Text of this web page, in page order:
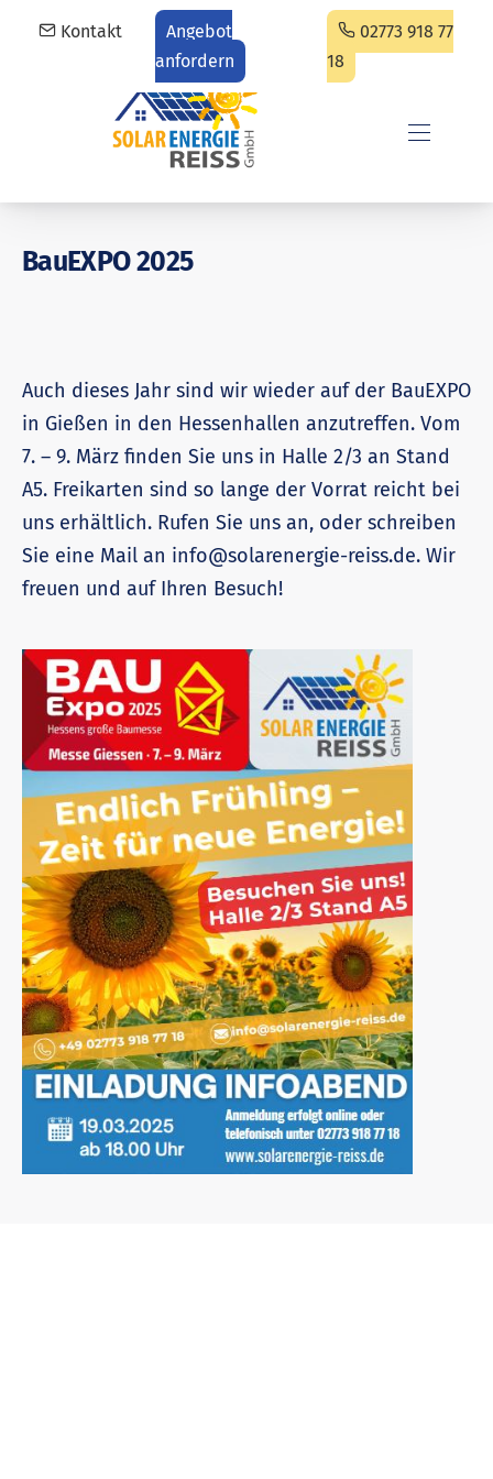
Kontakt
Angebot
anfordern
02773 918 77
18
Solarenergie REISS GmbH
BauEXPO 2025
Auch dieses Jahr sind wir wieder auf der BauEXPO
in Gießen in den Hessenhallen anzutreffen. Vom
7. – 9. März finden Sie uns in Halle 2/3 an Stand
A5. Freikarten sind so lange der Vorrat reicht bei
uns erhältlich. Rufen Sie uns an, oder schreiben
Sie eine Mail an info@solarenergie-reiss.de. Wir
freuen und auf Ihren Besuch!